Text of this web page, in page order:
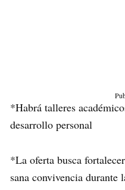
*Habrá talleres
desarrollo personal
*La oferta busca
sana convivencia durante